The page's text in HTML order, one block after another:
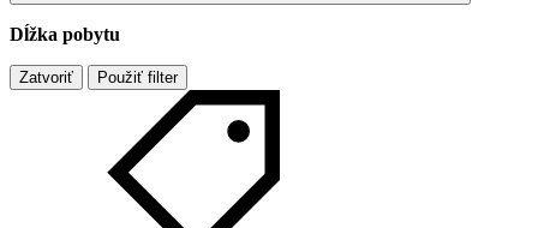
Dĺžka pobytu
Zatvoriť Použiť filter